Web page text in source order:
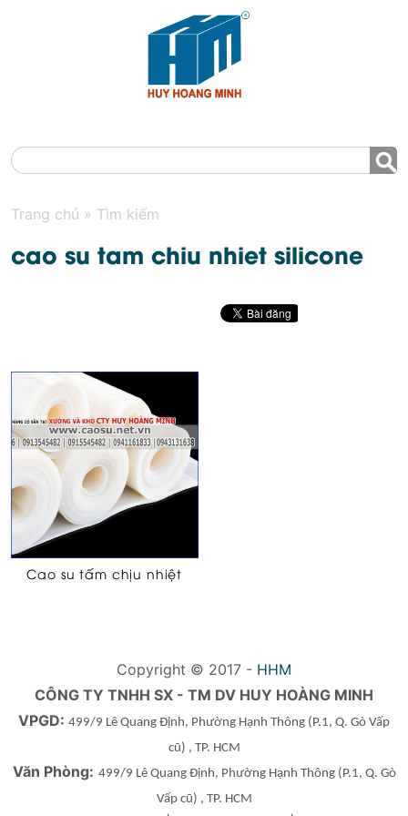
Trang chủ » Tìm kiếm
cao su tam chiu nhiet silicone
Cao su tấm chịu nhiệt
Copyright © 2017 - HHM
CÔNG TY TNHH SX - TM DV HUY HOÀNG MINH
VPGD: 499/9 Lê Quang Định, Phường Hạnh Thông (P.1, Q. Gò Vấp
cũ) , TP. HCM
Văn Phòng: 499/9 Lê Quang Định, Phường Hạnh Thông(P.1, Q. Gò
Vấp cũ) , TP. HCM